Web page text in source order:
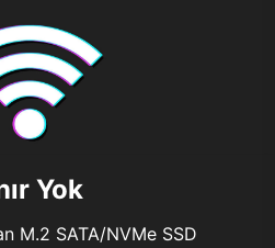
Yok
M.2 SATA/NVMe SSD